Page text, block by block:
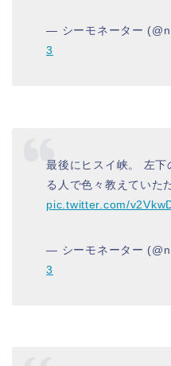
— シーモネーター
3
最後にヒスイ峡。 左
る人で色々教えていた
pic.twitter.com/
— シーモネーター
3